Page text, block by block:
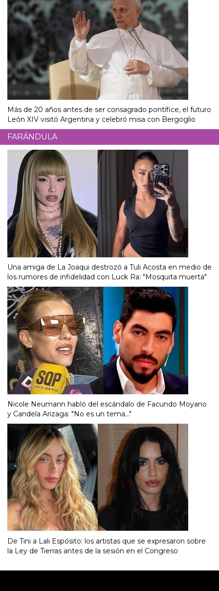
Más de 20 años antes de ser consagrado pontífice, el futuro
León XIV visitó Argentina y celebró misa con Bergoglio
FARÁNDULA
Una amiga de La Joaqui destrozó a Tuli Acosta en medio de
los rumores de infidelidad con Luck Ra: "Mosquita muerta"
Nicole Neumann habló del escándalo de Facundo Moyano
y Candela Arizaga: "No es un tema..."
De Tini a Lali Espósito: los artistas que se expresaron sobre
la Ley de Tierras antes de la sesión en el Congreso